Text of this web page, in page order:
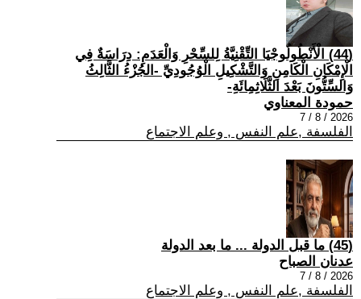
(44) الْأَنْطُولُوجْيَا التِّقْنِيَّةُ لِلسِّحْرِ وَالْعَدَمِ: دِرَاسَةٌ فِي
الْإِمْكَانِ الْكَامِنِ وَالتَّشْكِيلِ الْوُجُودِيِّ -الجُزْءُ الثَّالِثُ
وَالسِّتُّونَ بَعْدَ الثَّلَاثِمِائَةِ-
حمودة المعناوي
2026 / 8 / 7
الفلسفة ,علم النفس , وعلم الاجتماع
(45) ما قبل الدولة ... ما بعد الدولة
عدنان الصباح
2026 / 8 / 7
الفلسفة ,علم النفس , وعلم الاجتماع